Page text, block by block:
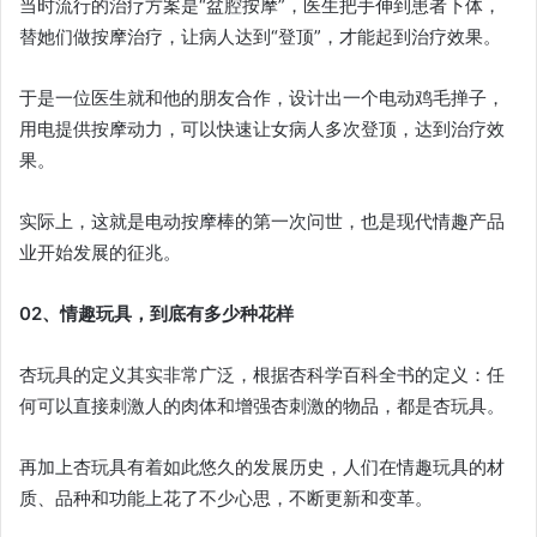
当时流行的治疗方案是“盆腔按摩”，医生把手伸到患者下体，
替她们做按摩治疗，让病人达到“登顶”，才能起到治疗效果。
于是一位医生就和他的朋友合作，设计出一个电动鸡毛掸子，
用电提供按摩动力，可以快速让女病人多次登顶，达到治疗效
果。
实际上，这就是电动按摩棒的第一次问世，也是现代情趣产品
业开始发展的征兆。
02、情趣玩具，到底有多少种花样
杏玩具的定义其实非常广泛，根据杏科学百科全书的定义：任
何可以直接刺激人的肉体和增强杏刺激的物品，都是杏玩具。
再加上杏玩具有着如此悠久的发展历史，人们在情趣玩具的材
质、品种和功能上花了不少心思，不断更新和变革。